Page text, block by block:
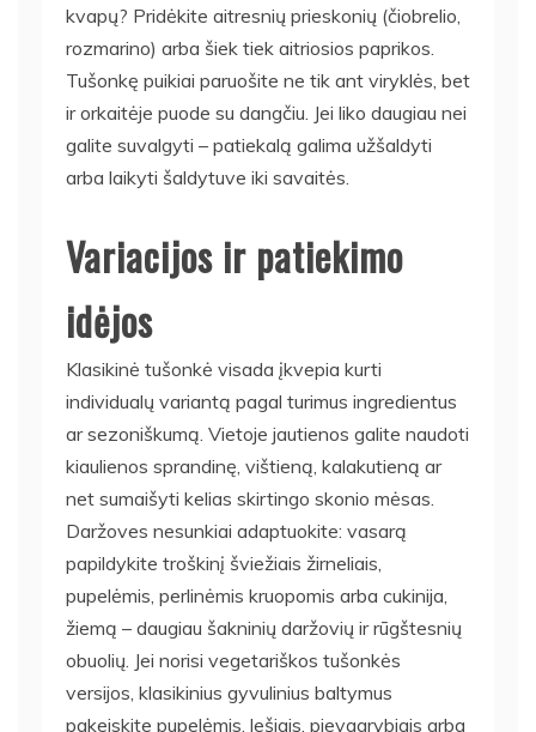
kvapų? Pridėkite aitresnių prieskonių (čiobrelio,
rozmarino) arba šiek tiek aitriosios paprikos.
Tušonkę puikiai paruošite ne tik ant viryklės, bet
ir orkaitėje puode su dangčiu. Jei liko daugiau nei
galite suvalgyti – patiekalą galima užšaldyti
arba laikyti šaldytuve iki savaitės.
Variacijos ir patiekimo
idėjos
Klasikinė tušonkė visada įkvepia kurti
individualų variantą pagal turimus ingredientus
ar sezoniškumą. Vietoje jautienos galite naudoti
kiaulienos sprandinę, vištieną, kalakutieną ar
net sumaišyti kelias skirtingo skonio mėsas.
Daržoves nesunkiai adaptuokite: vasarą
papildykite troškinį šviežiais žirneliais,
pupelėmis, perlinėmis kruopomis arba cukinija,
žiemą – daugiau šakninių daržovių ir rūgštesnių
obuolių. Jei norisi vegetariškos tušonkės
versijos, klasikinius gyvulinius baltymus
pakeiskite pupelėmis, lešiais, pievagrybiais arba